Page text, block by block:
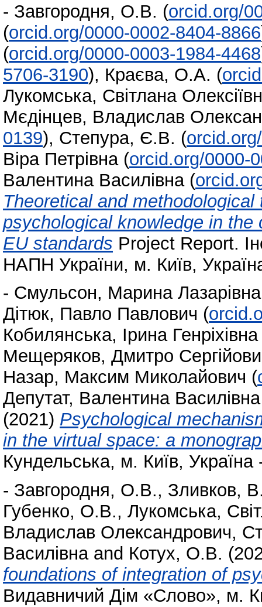
- Завгородня, О.В. (orcid.org/
(orcid.org/0000-0002-8404-8866
(orcid.org/0000-0003-1984-4468
5706-3190), Краєва, О.А. (
Лукомська, Світлана
Мєдінцев, Владислав
0139), Степура, Є.В. (
Віра Петрівна (orcid.org/0000-
Валентина Василівна (
Theoretical and
psychological knowledge in
EU standards Project Report.
НАПН України, м. Київ,
- Смульсон, Марина Лазарівна
Дітюк, Павло Павлович (
Кобилянська, Ірина Генріхівна
Мещеряков, Дмитро
Назар, Максим Миколайович (
Депутат, Валентина Василівна
(2021) Psychological
in the virtual space: a
Кундельська, м. Київ, Україна
- Завгородня, О.В., Зливков,
Губенко, О.В., Лукомська,
Владислав Олександрович,
Василівнаand Котух, О.В.
foundations of integration of
Видавничий Дім «Слово», м.